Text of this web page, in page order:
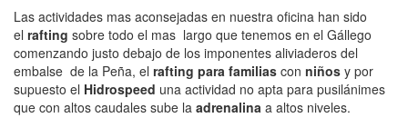
Las actividades mas aconsejadas en nuestra oficina han sido
el rafting sobre todo el mas largo que tenemos en el Gállego
comenzando justo debajo de los imponentes aliviaderos del
embalse de la Peña, el rafting para familias con niños y por
supuesto el Hidrospeed una actividad no apta para pusilánimes
que con altos caudales sube la adrenalina a altos niveles.